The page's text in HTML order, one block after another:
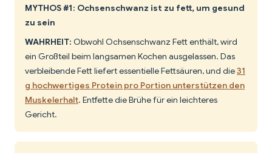
MYTHOS #1: Ochsenschwanz ist zu fett, um gesund
zu sein
WAHRHEIT: Obwohl Ochsenschwanz Fett enthält, wird
ein Großteil beim langsamen Kochen ausgelassen. Das
verbleibende Fett liefert essentielle Fettsäuren, und die31
g hochwertiges Protein pro Portion unterstützen den
Muskelerhalt. Entfette die Brühe für ein leichteres
Gericht.